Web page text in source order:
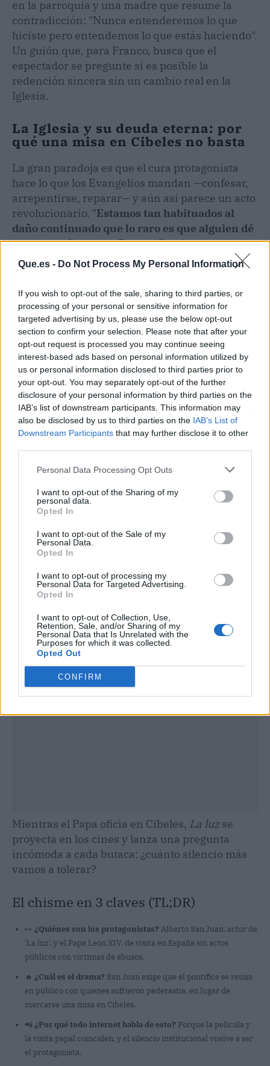
Que.es - Do Not Process My Personal Information
If you wish to opt-out of the sale, sharing to third parties, or
processing of your personal or sensitive information for
targeted advertising by us, please use the below opt-out
section to confirm your selection. Please note that after your
opt-out request is processed you may continue seeing
interest-based ads based on personal information utilized by
us or personal information disclosed to third parties prior to
your opt-out. You may separately opt-out of the further
disclosure of your personal information by third parties on the
IAB’s list of downstream participants. This information may
also be disclosed by us to third parties on the IAB’s List of
Downstream Participants that may further disclose it to other
Personal Data Processing Opt Outs
I want to opt-out of the Sharing of my
personal data.
Opted In
I want to opt-out of the Sale of my
Personal Data.
Opted In
I want to opt-out of processing my
Personal Data for Targeted Advertising.
Opted In
I want to opt-out of Collection, Use,
Retention, Sale, and/or Sharing of my
Personal Data that Is Unrelated with the
Purposes for which it was collected.
Opted Out
CONFIRM
en la parroquia y una madre que resume la
contradicción: "Nunca entenderemos lo que
hiciste pero entendemos lo que estás haciendo".
Un guión que, para Franco, busca que el
espectador se pregunte si es posible la
redención sincera sin un cambio real en la
Iglesia.
La Iglesia y su deuda eterna: por
qué una misa en Cibeles no basta
La gran paradoja es que el cura protagonista
hace lo que los Evangelios mandan —confesar,
arrepentirse, reparar— y aún así parece un acto
revolucionario. "Estamos tan habituados al
daño continuado que lo raro es que alguien dé
un paso así", apunta Franco. Precisamente por
eso, la exigencia de San Juan al Papa cobra una
fuerza especial: la visita de León XIV podría
haber sido la ocasión perfecta para escuchar de
verdad a quienes sufrieron, pero no.
La mayoría de las víctimas han callado durante
décadas mientras la Iglesia movía los hilos en la
sombra. Sin un encuentro público y medidas
concretas, el perdón se queda en un gesto vacío.
No hay reparación posible mientras la Iglesia
no abra realmente las puertas y deje ver lo que
hay", sentencia el actor.
Publicidad
Mientras el Papa oficia en Cibeles, La luzse
proyecta en los cines y lanza una pregunta
incómoda a cada butaca: ¿cuánto silencio más
vamos a tolerar?
El chisme en 3 claves (TL;DR)
👀 ¿Quiénes son los protagonistas? Alberto San Juan, actor de
'La luz', y el Papa León XIV, de visita en España sin actos
públicos con víctimas de abusos.
🔥 ¿Cuál es el drama? San Juan exige que el pontífice se reúna
en público con quienes sufrieron pederastia, en lugar de
marcarse una misa en Cibeles.
📲 ¿Por qué todo internet habla de esto? Porque la película y
la visita papal coinciden, y el silencio institucional vuelve a ser
el protagonista.